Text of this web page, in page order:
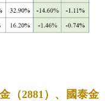
（2881）、國泰金